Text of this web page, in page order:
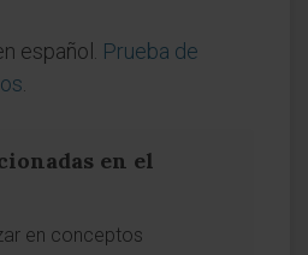
español. Prueba de
en el
en conceptos